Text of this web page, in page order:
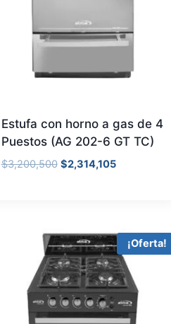
Estufa con horno a gas de 4
Puestos (AG 202-6 GT TC)
$3,200,500 $2,314,105
¡Oferta!